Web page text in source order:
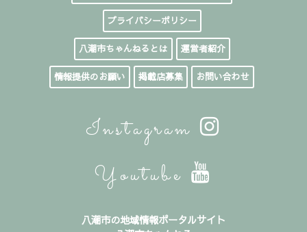
プライバシーポリシー
八潮市ちゃんねるとは 運営者紹介
情報提供のお願い 掲載店募集 お問い合わせ
Instagram
Youtube
八潮市の地域情報ポータルサイト